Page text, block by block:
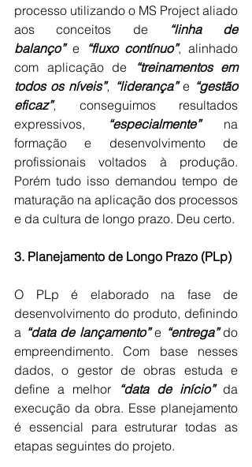
processo utilizando o MS Project aliado
aos conceitos de
“linha de
balanço” e “fluxo contínuo”, alinhado
com aplicação de
“treinamentos em
todos os níveis”, “liderança” e “gestão
eficaz”, conseguimos resultados
expressivos,
“especialmente” na
formação e desenvolvimento de
profissionais voltados à produção.
Porém tudo isso demandou tempo de
maturação na aplicação dos processos
e da cultura de longo prazo. Deu certo.
3. Planejamento de Longo Prazo (PLp)
O PLp é elaborado na fase de
desenvolvimento do produto, definindo
a “data de lançamento” e “entrega” do
empreendimento. Com base nesses
dados, o gestor de obras estuda e
define a melhor
“data de início” da
execução da obra. Esse planejamento
é essencial para estruturar todas as
etapas seguintes do projeto.